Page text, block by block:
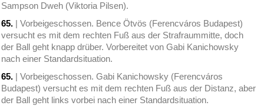
Sampson Dweh (Viktoria Pilsen).
65. | Vorbeigeschossen. Bence Ötvös (Ferencváros Budapest)
versucht es mit dem rechten Fuß aus der Strafraummitte, doch
der Ball geht knapp drüber. Vorbereitet von Gabi Kanichowsky
nach einer Standardsituation.
65. | Vorbeigeschossen. Gabi Kanichowsky (Ferencváros
Budapest) versucht es mit dem rechten Fuß aus der Distanz, aber
der Ball geht links vorbei nach einer Standardsituation.